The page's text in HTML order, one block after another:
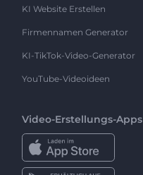
KI Website Erstellen
Firmennamen Generator
KI-TikTok-Video-Generator
YouTube-Videoideen
Video-Erstellungs-Apps